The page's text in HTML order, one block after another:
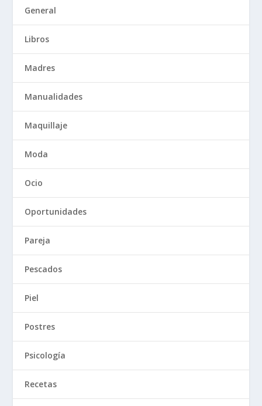
General
Libros
Madres
Manualidades
Maquillaje
Moda
Ocio
Oportunidades
Pareja
Pescados
Piel
Postres
Psicología
Recetas